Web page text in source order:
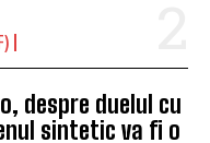
despre duelul cu
sintetic va fi o